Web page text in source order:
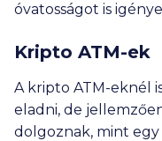
óvatosságot is
Kripto ATM-ek
A kripto ATM-eknél
eladni, de
dolgoznak, mint